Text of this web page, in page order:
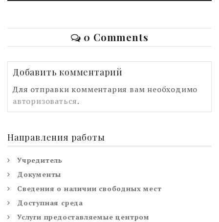
0 Comments
Добавить комментарий
Для отправки комментария вам необходимо
авторизоваться.
Направления работы
Учредитель
Документы
Сведения о наличии свободных мест
Доступная среда
Услуги предоставляемые центром